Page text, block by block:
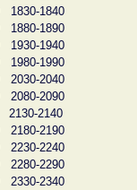
1830-1840
1880-1890
1930-1940
1980-1990
2030-2040
2080-2090
2130-2140
2180-2190
2230-2240
2280-2290
2330-2340